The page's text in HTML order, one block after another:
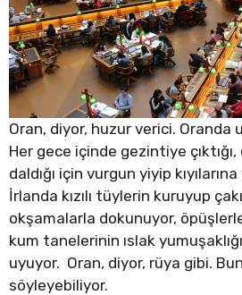
Oran, diyor, huzur verici. Oranda
Her gece içinde gezintiye
daldığı için vurgun yiyip
İrlanda kızılı tüylerin kuruyup
okşamalarla dokunuyor, öpüşlerle
kum tanelerinin ıslak
uyuyor. Oran, diyor, rüya gibi.
söyleyebiliyor.